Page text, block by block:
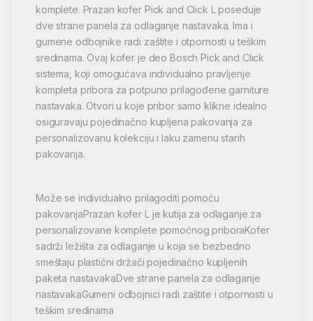
komplete. Prazan kofer Pick and Click L poseduje
dve strane panela za odlaganje nastavaka. Ima i
gumene odbojnike radi zaštite i otpornosti u teškim
sredinama. Ovaj kofer je deo Bosch Pick and Click
sistema, koji omogućava individualno pravljenje
kompleta pribora za potpuno prilagođene garniture
nastavaka. Otvori u koje pribor samo klikne idealno
osiguravaju pojedinačno kupljena pakovanja za
personalizovanu kolekciju i laku zamenu starih
pakovanja.
Može se individualno prilagoditi pomoću
pakovanjaPrazan kofer L je kutija za odlaganje za
personalizovane komplete pomoćnog priboraKofer
sadrži ležišta za odlaganje u koja se bezbedno
smeštaju plastični držači pojedinačno kupljenih
paketa nastavakaDve strane panela za odlaganje
nastavakaGumeni odbojnici radi zaštite i otpornosti u
teškim sredinama